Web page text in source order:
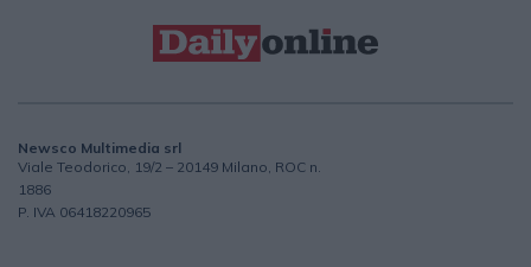
Newsco Multimedia srl
Viale Teodorico, 19/2 – 20149 Milano, ROC n.
1886
P. IVA 06418220965